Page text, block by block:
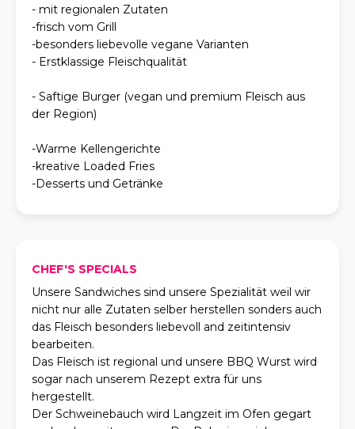
- mit regionalen Zutaten
-frisch vom Grill
-besonders liebevolle vegane Varianten
- Erstklassige Fleischqualität
- Saftige Burger (vegan und premium Fleisch aus
der Region)
-Warme Kellengerichte
-kreative Loaded Fries
-Desserts und Getränke
CHEF'S SPECIALS
Unsere Sandwiches sind unsere Spezialität weil wir
nicht nur alle Zutaten selber herstellen sonders auch
das Fleisch besonders liebevoll and zeitintensiv
bearbeiten.
Das Fleisch ist regional und unsere BBQ Wurst wird
sogar nach unserem Rezept extra für uns
hergestellt.
Der Schweinebauch wird Langzeit im Ofen gegart